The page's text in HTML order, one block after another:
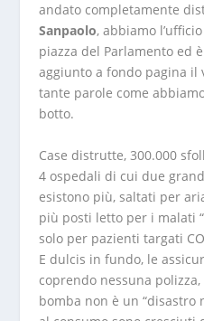
andato completamente
Sanpaolo, abbiamo
piazza del Parlamento ed
aggiunto a fondo pagina il
tante parole come
botto.
Case distrutte, 300.000
4 ospedali di cui due
esistono più, saltati per
più posti letto per i malati
solo per pazienti targati
E dulcis in fundo, le
coprendo nessuna
bomba non è un “disastro